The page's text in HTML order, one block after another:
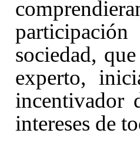
sociedad,
experto,
incentivador
intereses de